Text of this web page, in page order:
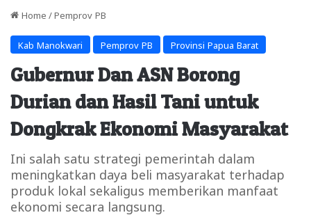
Home / Pemprov PB
Kab Manokwari Pemprov PB Provinsi Papua Barat
Gubernur Dan ASN Borong
Durian dan Hasil Tani untuk
Dongkrak Ekonomi Masyarakat
Ini salah satu strategi pemerintah dalam
meningkatkan daya beli masyarakat terhadap
produk lokal sekaligus memberikan manfaat
ekonomi secara langsung.